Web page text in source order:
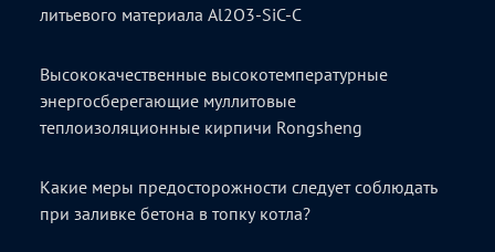
литьевого материала Al2O3-SiC-C
Высококачественные высокотемпературные
энергосберегающие муллитовые
теплоизоляционные кирпичи Rongsheng
Какие меры предосторожности следует соблюдать
при заливке бетона в топку котла?